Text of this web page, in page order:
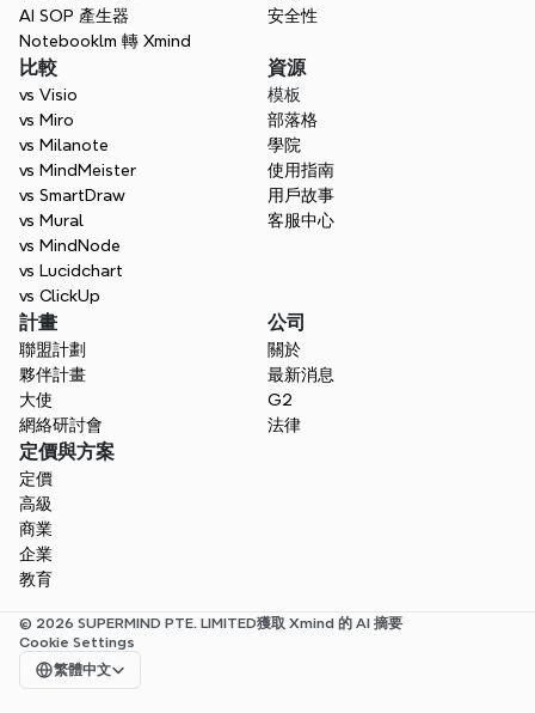
AI SOP 產生器
Notebooklm 轉 Xmind
安全性
比較
vs Visio
vs Miro
vs Milanote
vs MindMeister
vs SmartDraw
vs Mural
vs MindNode
vs Lucidchart
vs ClickUp
資源
模板
部落格
學院
使用指南
用戶故事
客服中心
計畫
聯盟計劃
夥伴計畫
大使
網絡研討會
公司
關於
最新消息
G2
法律
定價與方案
定價
高級
商業
企業
教育
© 2026 SUPERMIND PTE. LIMITED獲取 Xmind 的 AI 摘要
Cookie Settings
Select Language
繁體中文